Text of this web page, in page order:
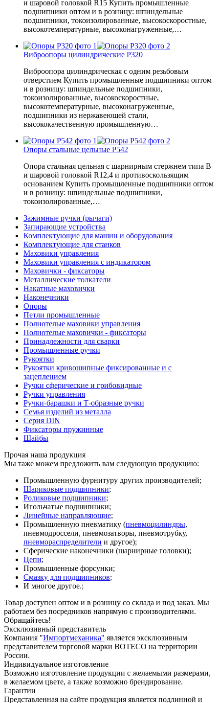
и шаровой головкой R15 Купить промышленные
подшипники оптом и в розницу: шпиндельные
подшипники, токоизолированные, высокоскоростные,
высокотемпературные, высоконагруженные,…
Виброопоры цилиндрические P320
Виброопора цилиндрическая с одним резьбовым
отверстием Купить промышленные подшипники оптом
и в розницу: шпиндельные подшипники,
токоизолированные, высокоскоростные,
высокотемпературные, высоконагруженные,
подшипники из нержавеющей стали,
высококачественную промышленную…
Опоры стальные цельные P542
Опора стальная цельная с шарнирным стержнем типа B
и шаровой головкой R12,4 и противоскользящим
основанием Купить промышленные подшипники оптом
и в розницу: шпиндельные подшипники,
токоизолированные,…
Зажимные ручки (рычаги)
Запирающие устройства
Комплектующие для машин и оборудования
Комплектующие для станков
Маховики управления
Маховики управления с индикатором
Маховички - фиксаторы
Металлические толкатели
Накатные маховички
Наконечники
Опоры
Петли промышленные
Полнотелые маховики управления
Полнотелые маховички - фиксаторы
Принадлежности для сварки
Промышленные ручки
Рукоятки
Рукоятки кривошипные фиксированные и с
зацеплением
Ручки сферические и грибовидные
Ручки управления
Ручки-барашки и Т-образные ручки
Семья изделий из металла
Серия DIN
Фиксаторы пружинные
Шайбы
Прочая наша продукция
Мы таже можем предложить вам следующую продукцию:
Промышленную фурнитуру других производителей;
Шариковые подшипники;
Роликовые подшипники;
Игольчатые подшипники;
Линейные направляющие;
Промышленную пневматику (пневмоцилиндры,
пневмодроссели, пневмозатворы, пневмотрубку,
пневмораспределители и другое);
Сферические наконечники (шарнирные головки);
Цепи;
Промышленные форсунки;
Смазку для подшипников;
И многое другое.;
Товар доступен оптом и в розницу со склада и под заказ. Мы
работаем без посредников напрямую с производителями.
Обращайтесь!
Эксклюзивный представитель
Компания "Импортмеханика" является эксклюзивным
представителем торговой марки BOTECO на территории
России.
Индивидуальное изготовление
Возможно изготовление продукции с желаемыми размерами,
в желаемом цвете, а также возможно брендирование.
Гарантии
Представленная на сайте продукция является подлинной и